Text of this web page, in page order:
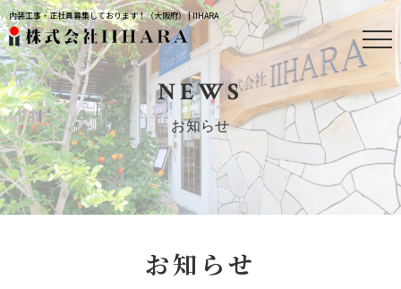
内装工事・正社員募集しております！（大阪府） | IIHARA
NEWS
お知らせ
お知らせ